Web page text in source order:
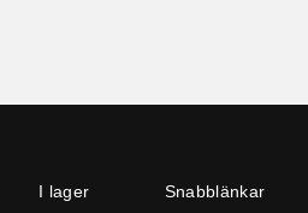
I lager Snabblänkar